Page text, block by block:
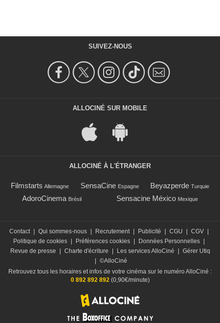
SUIVEZ-NOUS
ALLOCINÉ SUR MOBILE
ALLOCINÉ À L'ÉTRANGER
Filmstarts Allemagne SensaCine Espagne Beyazperde Turquie
AdoroCinema Brésil Sensacine México Mexique
Contact | Qui sommes-nous | Recrutement | Publicité | CGU | CGV |
Politique de cookies | Préférences cookies | Données Personnelles |
Revue de presse
| Charte d'écriture | Les services AlloCiné | Gérer Utiq
| ©AlloCiné
Retrouvez tous les horaires et infos de votre cinéma sur le numéro AlloCiné :
0 892 892 892 (0,90€/minute)